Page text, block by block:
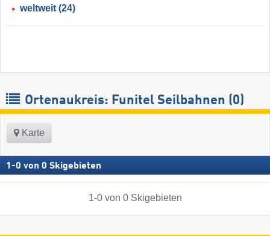
weltweit (24)
Ortenaukreis: Funitel Seilbahnen (0)
Karte
1 -0 von 0 Skigebieten
1-0von 0 Skigebieten